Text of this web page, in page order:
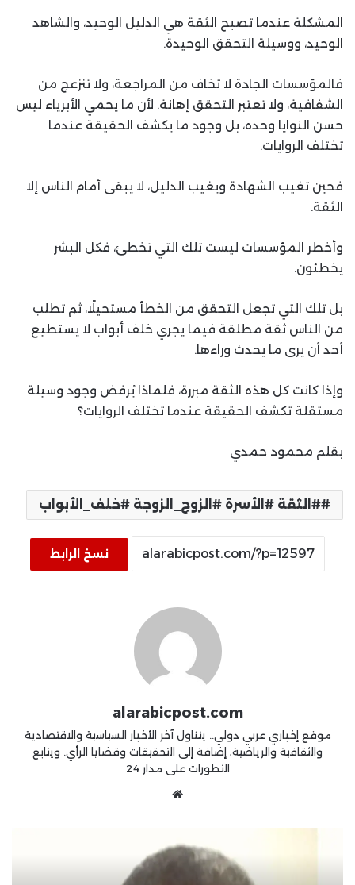
المشكلة عندما تصبح الثقة هي الدليل الوحيد، والشاهد
الوحيد، ووسيلة التحقق الوحيدة.
فالمؤسسات الجادة لا تخاف من المراجعة، ولا تنزعج من
الشفافية، ولا تعتبر التحقق إهانة. لأن ما يحمي الأبرياء ليس
حسن النوايا وحده، بل وجود ما يكشف الحقيقة عندما
تختلف الروايات.
فحين تغيب الشهادة ويغيب الدليل، لا يبقى أمام الناس إلا
الثقة.
وأخطر المؤسسات ليست تلك التي تخطئ، فكل البشر
يخطئون.
بل تلك التي تجعل التحقق من الخطأ مستحيلًا، ثم تطلب
من الناس ثقة مطلقة فيما يجري خلف أبواب لا يستطيع
أحد أن يرى ما يحدث وراءها.
وإذا كانت كل هذه الثقة مبررة، فلماذا يُرفض وجود وسيلة
مستقلة تكشف الحقيقة عندما تختلف الروايات؟
بقلم محمود حمدي
#الثقة #الأسرة #الزوج_الزوجة #خلف_الأبواب
نسخ الرابط
alarabicpost.com
موقع إخباري عربي دولي.. يتناول آخر الأخبار السياسية والاقتصادية
والثقافية والرياضية، إضافة إلى التحقيقات وقضايا الرأي. ويتابع
التطورات على مدار 24